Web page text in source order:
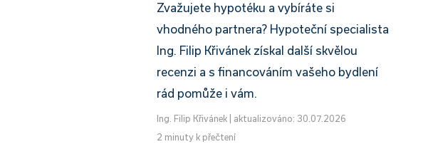
Zvažujete hypotéku a vybíráte si
vhodného partnera? Hypoteční specialista
Ing. Filip Křivánek získal další skvělou
recenzi a s financováním vašeho bydlení
rád pomůže i vám.
Ing. Filip Křivánek
aktualizováno: 30.07.2026
2 minuty k přečtení